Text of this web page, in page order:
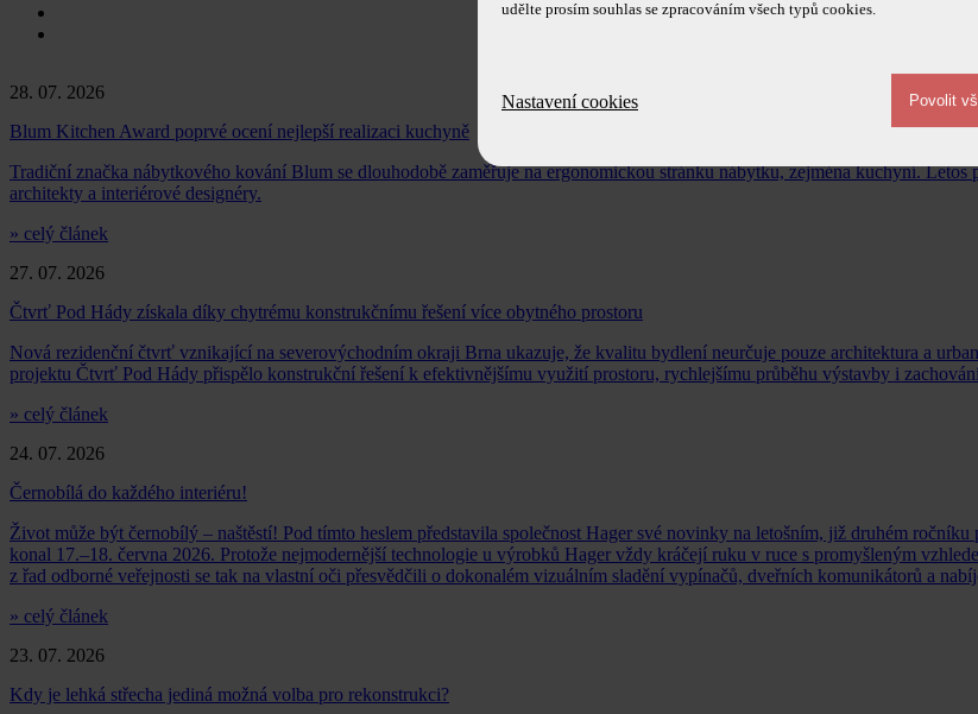
28. 07. 2026
Blum Kitchen Award poprvé ocení nejlepší realizaci kuchyně
Tradiční značka nábytkového kování Blum se dlouhodobě zaměřuje na ergonomickou stránku nábytku, zejména kuchyní.
architekty a interiérové designéry.
» celý článek
27. 07. 2026
Čtvrť Pod Hády získala díky chytrému konstrukčnímu řešení více obytného prostoru
Nová rezidenční čtvrť vznikající na severovýchodním okraji Brna ukazuje, že kvalitu bydlení neurčuje pouze architektura a
projektu Čtvrť Pod Hády přispělo konstrukční řešení k efektivnějšímu využití prostoru, rychlejšímu průběhu výstavby i
» celý článek
24. 07. 2026
Černobílá do každého interiéru!
Život může být černobílý – naštěstí! Pod tímto heslem představila společnost Hager své novinky na letošním, již druhém
konal 17.–18. června 2026. Protože nejmodernější technologie u výrobků Hager vždy kráčejí ruku v ruce s promyšleným
z řad odborné veřejnosti se tak na vlastní oči přesvědčili o dokonalém vizuálním sladění vypínačů, dveřních komunikátorů a
» celý článek
23. 07. 2026
Kdy je lehká střecha jediná možná volba pro rekonstrukci?
udělte prosím souhlas se zpracováním všech typů cookies.
Nastavení cookies